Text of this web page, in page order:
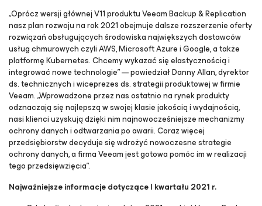
„Oprócz wersji głównej V11 produktu Veeam Backup & Replication
nasz plan rozwoju na rok 2021 obejmuje dalsze rozszerzenie oferty
rozwiązań obsługujących środowiska największych dostawców
usług chmurowych czyli AWS, Microsoft Azure i Google, a także
platformę Kubernetes. Chcemy wykazać się elastycznością i
integrować nowe technologie” — powiedział Danny Allan, dyrektor
ds. technicznych i wiceprezes ds. strategii produktowej w firmie
Veeam. „Wprowadzone przez nas ostatnio na rynek produkty
odznaczają się najlepszą w swojej klasie jakością i wydajnością,
nasi klienci uzyskują dzięki nim najnowocześniejsze mechanizmy
ochrony danych i odtwarzania po awarii. Coraz więcej
przedsiębiorstw decyduje się wdrożyć nowoczesne strategie
ochrony danych, a firma Veeam jest gotowa pomóc im w realizacji
tego przedsięwzięcia”.
Najważniejsze informacje dotyczące I kwartału 2021 r.